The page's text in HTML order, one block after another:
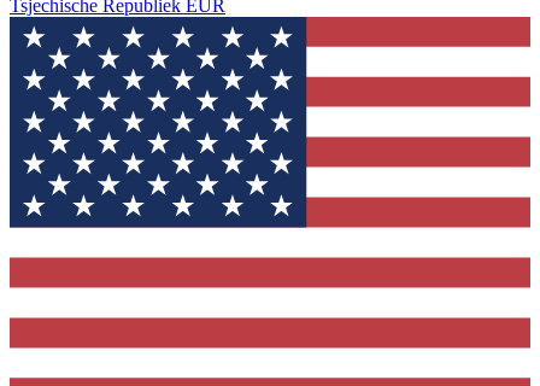
Tsjechische Republiek EUR